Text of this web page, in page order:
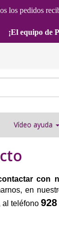
los pedidos
¡El equipo de
Vídeo ayuda
con
en
al teléfono